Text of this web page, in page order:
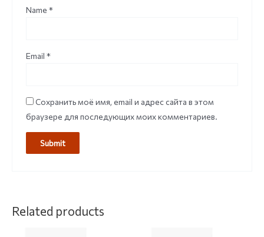
Name *
Email *
Сохранить моё имя, email и адрес сайта в этом
браузере для последующих моих комментариев.
Related products